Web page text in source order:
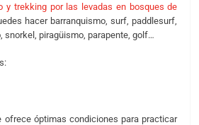
y trekking por las levadas en bosques de
hacer barranquismo, surf, paddlesurf,
snorkel, piragüismo, parapente, golf…
ofrece óptimas condiciones para practicar